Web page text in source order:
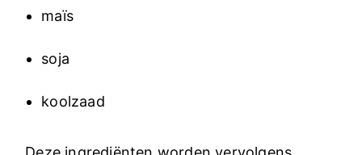
maïs
soja
koolzaad